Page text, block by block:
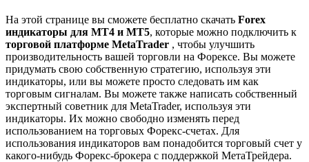
На этой странице вы сможете бесплатно скачать Forex
индикаторы для MT4 и MT5, которые можно подключить к
торговой платформе MetaTrader , чтобы улучшить
производительность вашей торговли на Форексе. Вы можете
придумать свою собственную стратегию, используя эти
индикаторы, или вы можете просто следовать им как
торговым сигналам. Вы можете также написать собственный
экспертный советник для MetaTrader, используя эти
индикаторы. Их можно свободно изменять перед
использованием на торговых Форекс-счетах. Для
использования индикаторов вам понадобится торговый счет у
какого-нибудь Форекс-брокера с поддержкой МетаТрейдера.